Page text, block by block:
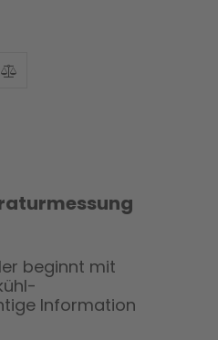
beginnt mit
Information